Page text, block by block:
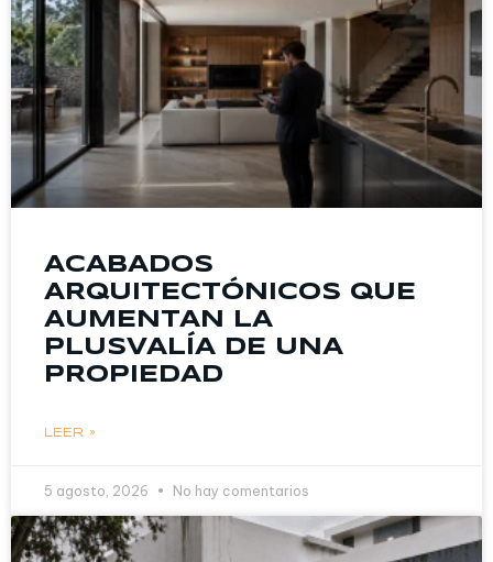
ACABADOS
ARQUITECTÓNICOS QUE
AUMENTAN LA
PLUSVALÍA DE UNA
PROPIEDAD
LEER »
5 agosto, 2026 No hay comentarios